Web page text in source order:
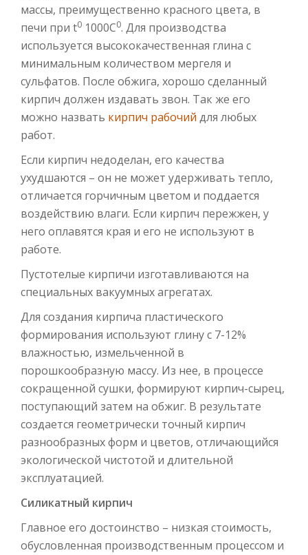
массы, преимущественно красного цвета, в
печи при t0 1000С0. Для производства
используется высококачественная глина с
минимальным количеством мергеля и
сульфатов. После обжига, хорошо сделанный
кирпич должен издавать звон. Так же его
можно назвать кирпич рабочий для любых
работ.
Если кирпич недоделан, его качества
ухудшаются – он не может удерживать тепло,
отличается горчичным цветом и поддается
воздействию влаги. Если кирпич пережжен, у
него оплавятся края и его не используют в
работе.
Пустотелые кирпичи изготавливаются на
специальных вакуумных агрегатах.
Для создания кирпича пластического
формирования используют глину с 7-12%
влажностью, измельченной в
порошкообразную массу. Из нее, в процессе
сокращенной сушки, формируют кирпич-сырец,
поступающий затем на обжиг. В результате
создается геометрически точный кирпич
разнообразных форм и цветов, отличающийся
экологической чистотой и длительной
эксплуатацией.
Силикатный кирпич
Главное его достоинство – низкая стоимость,
обусловленная производственным процессом и